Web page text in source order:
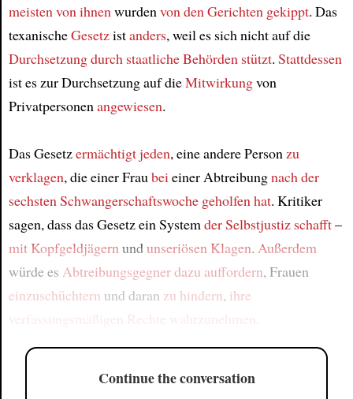
meisten von ihnen wurden von den Gerichten gekippt. Das
texanischeGesetzistanders, weil es sich nicht auf die
Durchsetzungdurch staatliche Behörden stützt. Stattdessen
ist es zur Durchsetzung auf dieMitwirkungvon
Privatpersonen angewiesen.
Das Gesetzermächtigt jeden, eine andere Person zu
verklagen, die einer Frau bei einer Abtreibungnach der
sechsten Schwangerschaftswoche geholfen hat. Kritiker
sagen, dass das Gesetz ein System der Selbstjustiz schafft–
mit Kopfgeldjägern undunseriösen Klagen. Außerdem
würde es Abtreibungsgegnerdazu auffordern, Frauen
einzuschüchtern und daran zu hindern, ihre
verfassungsmäßigen Rechte wahrzunehmen
Continue the conversation